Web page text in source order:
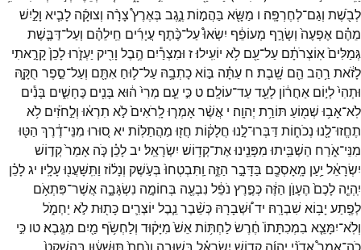
לְבֹ֖שֶׁת וְגַם־לְחֶרְפָּֽה׃ ו מַשָּׂ֖א בַּהֲמ֣וֹת נֶ֑גֶב בְּאֶרֶץ֩ צָרָ֨ה וְצוּקָ֜ה לָבִ֧יא וָלַ֣יִשׁ
מֵהֶ֗ם אֶפְעֶה֙ וְשָׂרָ֣ף מְעוֹפֵ֔ף יִשְׂאוּ֩עַל־כֶּ֨תֶף עֲיָרִ֜ים חֵֽילֵהֶ֗ם וְעַל־דַּבֶּ֤שֶׁת
גְּמַלִּים֙אֽוֹצְרֹתָ֔ם עַל־עַ֖ם לֹ֥א יוֹעִֽילוּ׃ז וּמִצְרַ֕יִם הֶ֥בֶל וָרִ֖יק יַעְזֹ֑רוּלָכֵן֙קָרָ֣אתִי
לָזֹ֔את רַ֥הַב הֵ֖ם שָֽׁבֶת׃ ח עַתָּ֗ה בּ֣וֹאכָתְבָ֥הּ עַל־ל֛וּחַ אִתָּ֖ם וְעַל־סֵ֣פֶר חֻקָּ֑הּ
וּתְהִי֙לְי֣וֹם אַחֲר֔וֹן לָעַ֖דעַד־עוֹלָֽם׃ ט כִּ֣י עַ֤ם מְרִי֙ ה֔וּא בָּנִ֖ים כֶּחָשִׁ֑ים בָּנִ֕ים
לֹֽא־אָב֥וּ שְׁמ֖וֹעַ תּוֹרַ֥ת יְהוָֽה׃ י אֲשֶׁ֨ראָמְר֤וּלָֽרֹאִים֙לֹ֣א תִרְא֔וּ וְלַ֣חֹזִ֔ים לֹ֥א
תֶחֱזוּ־לָ֖נוּ נְכֹח֑וֹתדַּבְּרוּ־לָ֣נוּ חֲלָק֔וֹת חֲז֖וּ מַהֲתַלּֽוֹת׃ יא ס֚וּרוּ מִנֵּי־דֶ֔רֶךְ הַטּ֖וּ
מִנֵּי־אֹ֑רַח הַשְׁבִּ֥יתוּ מִפָּנֵ֖ינוּאֶת־קְד֥וֹשׁ יִשְׂרָאֵֽל׃ יבלָכֵ֗ן כֹּ֤ה אָמַר֙קְד֣וֹשׁ
יִשְׂרָאֵ֔ל יַ֥עַן מָֽאָסְכֶ֖ם בַּדָּבָ֣ר הַזֶּ֑ה וַֽתִּבְטְחוּ֙ בְּעֹ֣שֶׁק וְנָל֔וֹז וַתִּֽשָּׁעֲנ֖וּעָלָֽיו׃ יגלָכֵ֗ן
יִֽהְיֶ֤ה לָכֶם֙ הֶעָוֺ֣ן הַזֶּ֔ה כְּפֶ֣רֶץ נֹפֵ֔ל נִבְעֶ֖ה בְּחוֹמָ֣ה נִשְׂגָּבָ֑ה אֲשֶׁר־פִּתְאֹ֥ם
לְפֶ֖תַע יָב֥וֹא שִׁבְרָֽהּ׃ ידוּ֠שְׁבָרָהּ כְּשֵׁ֨בֶר נֵ֧בֶל יוֹצְרִ֛ים כָּת֖וּתלֹ֣א יַחְמֹ֑ל
וְלֹֽא־יִמָּצֵ֤א בִמְכִתָּתוֹ֙ חֶ֔רֶשׂלַחְתּ֥וֹתאֵשׁ֙ מִיָּק֔וּד וְלַחְשֹׂ֥ף מַ֖יִם מִגֶּֽבֶא׃טו כִּ֣י